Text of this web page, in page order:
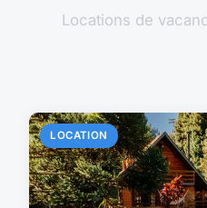
Locations de
LOCATION